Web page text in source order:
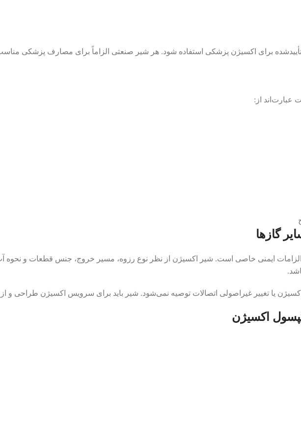
تأییدشده برای اکسیژن پزشکی استفاده شود. هر شیر صنعتی الزاماً برای مصارف پزشکی
عبارت‌اند از:
گازها
ایمنی خاصی است. شیر اکسیژن از نظر نوع رزوه، مسیر خروج، جنس قطعات و نحوه
یا تغییر غیراصولی اتصالات توصیه نمی‌شود. شیر باید برای سرویس اکسیژن طراحی و از
اکسیژن